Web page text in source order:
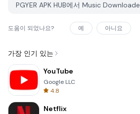
도움이 되었나요? 예 아니요
가장 인기 있는
YouTube
Google LLC
4.8
Netflix